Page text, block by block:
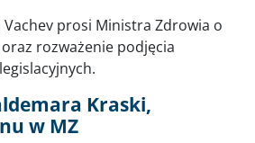
Vachev prosi Ministra Zdrowia o
rozważenie podjęcia
Kraski,
w MZ